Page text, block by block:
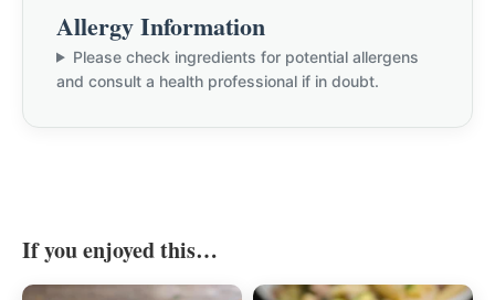
Allergy Information
Please check ingredients for potential allergens
and consult a health professional if in doubt.
If you enjoyed this…